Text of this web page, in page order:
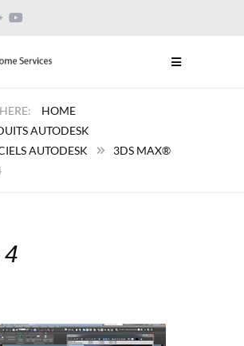
HOME
AUTODESK
AUTODESK
3DS MAX®